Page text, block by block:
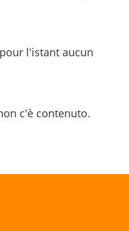
l'istant aucun
c'è contenuto.